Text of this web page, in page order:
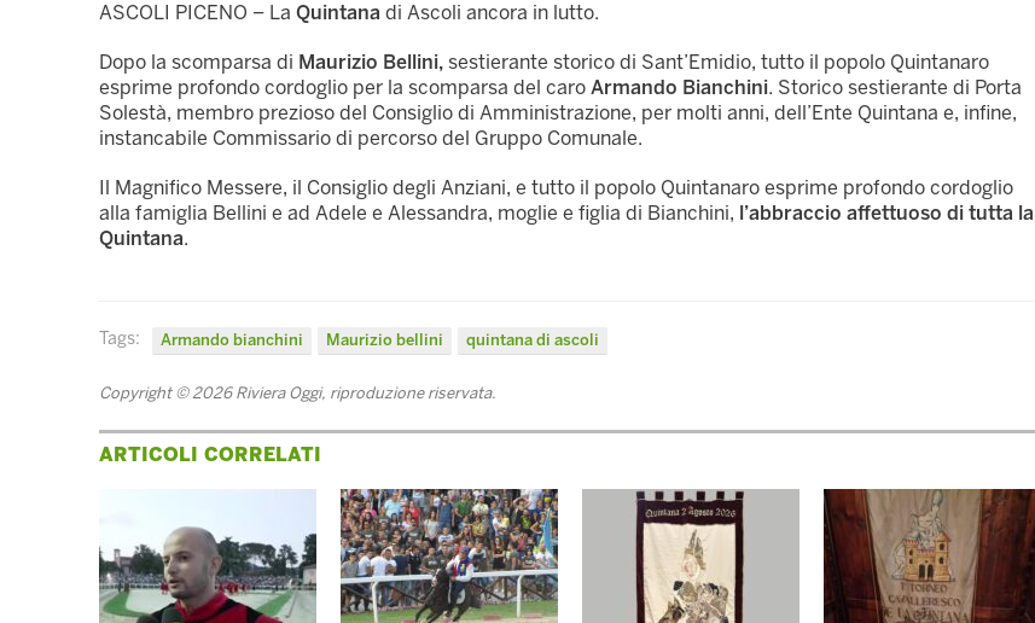
ASCOLI PICENO – La Quintana di Ascoli ancora in lutto.
Dopo la scomparsa di Maurizio Bellini, sestierante storico di Sant’Emidio, tutto il popolo Quintanaro
esprime profondo cordoglio per la scomparsa del caro Armando Bianchini. Storico sestierante di Porta
Solestà, membro prezioso del Consiglio di Amministrazione, per molti anni, dell’Ente Quintana e, infine,
instancabile Commissario di percorso del Gruppo Comunale.
Il Magnifico Messere, il Consiglio degli Anziani, e tutto il popolo Quintanaro esprime profondo cordoglio
alla famiglia Bellini e ad Adele e Alessandra, moglie e figlia di Bianchini, l’abbraccio affettuoso di tutta la
Quintana.
Tags: Armando bianchini Maurizio bellini quintana di ascoli
Copyright © 2026 Riviera Oggi, riproduzione riservata.
ARTICOLI CORRELATI